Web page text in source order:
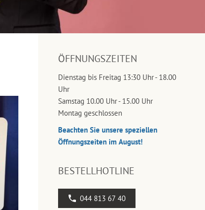
ÖFFNUNGSZEITEN
Dienstag bis Freitag 13:30 Uhr - 18.00
Uhr
Samstag 10.00 Uhr - 15.00 Uhr
Montag geschlossen
Beachten Sie unsere speziellen
Öffnungszeiten im August!
BESTELLHOTLINE
044 813 67 40